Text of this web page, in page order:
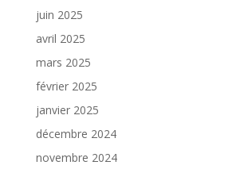
juin 2025
avril 2025
mars 2025
février 2025
janvier 2025
décembre 2024
novembre 2024